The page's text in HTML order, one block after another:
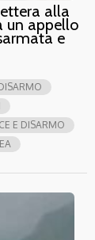
alla
un appello
e
E DISARMO